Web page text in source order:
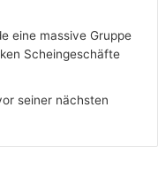
eine massive Gruppe
Scheingeschäfte
seiner nächsten